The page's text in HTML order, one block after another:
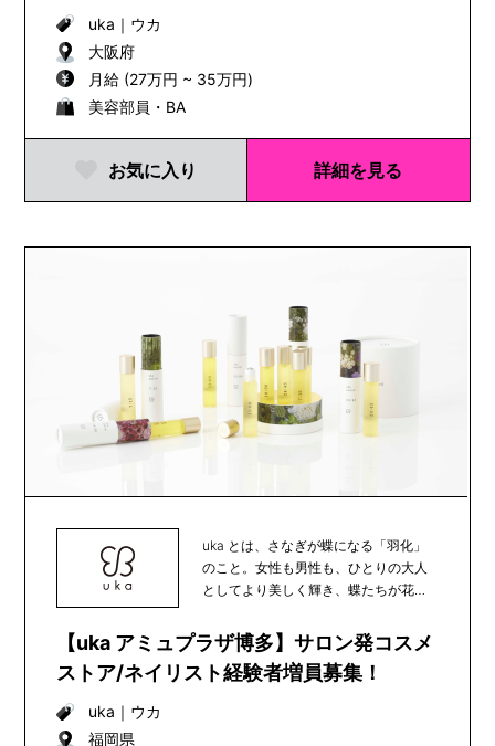
uka ｜ ウカ
大阪府
月給 (27万円 ~ 35万円)
美容部員・BA
お気に入り 詳細を見る
uka とは、さなぎが蝶になる「羽化」
のこと。女性も男性も、ひとりの大人
としてより美しく輝き、蝶たちが花か
【uka アミュプラザ博多】サロン発コスメ
ストア/ネイリスト経験者増員募集！
uka ｜ ウカ
福岡県